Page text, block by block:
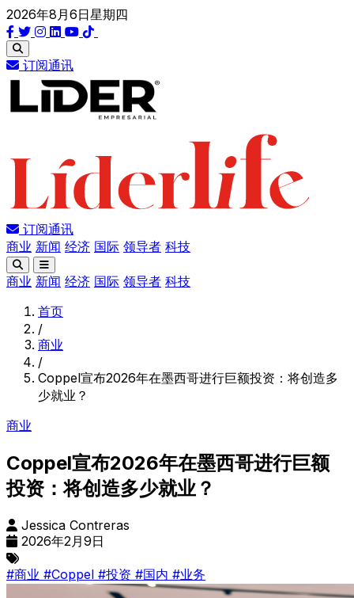
2026年8月6日星期四
订阅通讯
订阅通讯
商业 新闻 经济 国际 领导者 科技
商业 新闻 经济 国际 领导者 科技
首页
/
商业
/
Coppel宣布2026年在墨西哥进行巨额投资：将创造多
少就业？
商业
Coppel宣布2026年在墨西哥进行巨额
投资：将创造多少就业？
Jessica Contreras
2026年2月9日
#商业 #Coppel #投资 #国内 #业务